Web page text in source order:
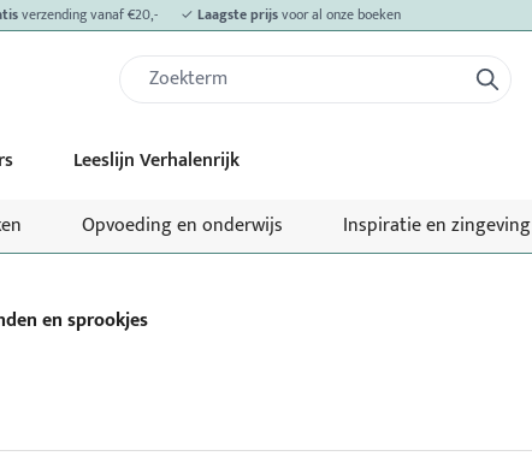
verzending vanaf €20,- ✓ Laagste prijsvoor al onze boeken
Leeslijn Verhalenrijk
Opvoeding en onderwijs Inspiratie en zingeving
en sprookjes